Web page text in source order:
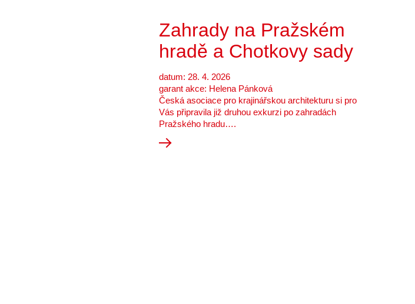
Zahrady na Pražském
hradě a Chotkovy sady
datum: 28. 4. 2026
garant akce: Helena Pánková
Česká asociace pro krajinářskou architekturu si pro
Vás připravila již druhou exkurzi po zahradách
Pražského hradu….